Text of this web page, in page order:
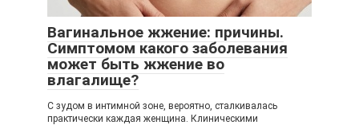
Вагинальное жжение: причины.
Симптомом какого заболевания
может быть жжение во
влагалище?
С зудом в интимной зоне, вероятно, сталкивалась
практически каждая женщина. Клиническими